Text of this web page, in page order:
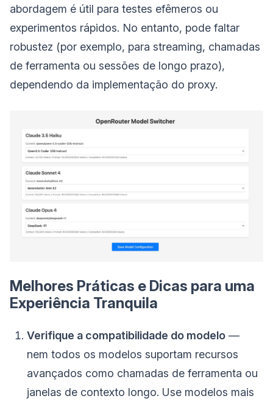
abordagem é útil para testes efêmeros ou
experimentos rápidos. No entanto, pode faltar
robustez (por exemplo, para streaming, chamadas
de ferramenta ou sessões de longo prazo),
dependendo da implementação do proxy.
Melhores Práticas e Dicas para uma
Experiência Tranquila
Verifique a compatibilidade do modelo —
nem todos os modelos suportam recursos
avançados como chamadas de ferramenta ou
janelas de contexto longo. Use modelos mais